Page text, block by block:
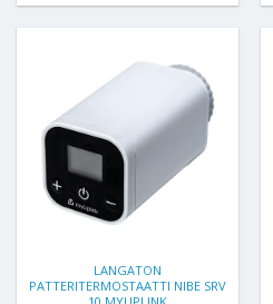
LANGATON
PATTERITERMOSTAATTI NIBE SRV